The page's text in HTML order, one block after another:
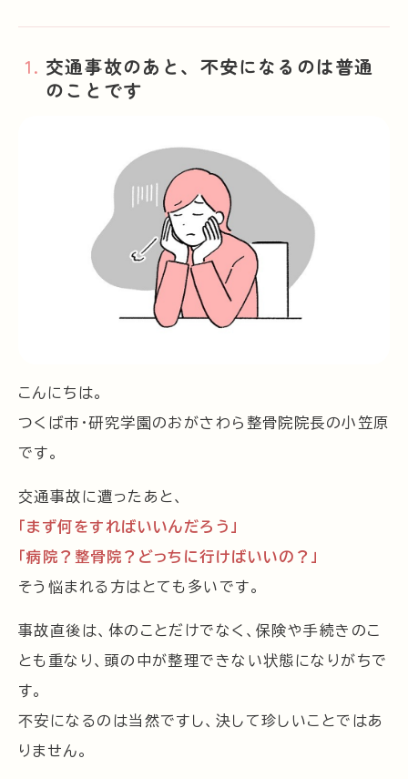
交通事故のあと、不安になるのは普通
のことです
こんにちは。
つくば市・研究学園のおがさわら整骨院院長の小笠原
です。
交通事故に遭ったあと、
「まず何をすればいいんだろう」
「病院？整骨院？どっちに行けばいいの？」
そう悩まれる方はとても多いです。
事故直後は、体のことだけでなく、保険や手続きのこ
とも重なり、頭の中が整理できない状態になりがちで
す。
不安になるのは当然ですし、決して珍しいことではあ
りません。